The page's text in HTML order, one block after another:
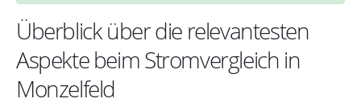
Überblick über die relevantesten
Aspekte beim Stromvergleich in
Monzelfeld